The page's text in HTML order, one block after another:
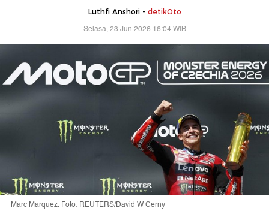
Luthfi Anshori - detikOto
Selasa, 23 Jun 2026 16:04 WIB
Marc Marquez. Foto: REUTERS/David W Cerny